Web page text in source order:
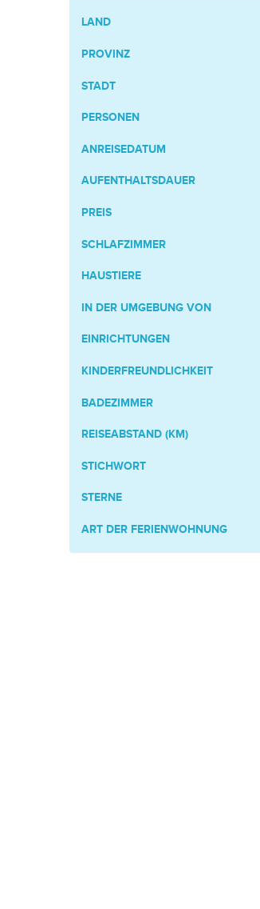
LAND
PROVINZ
STADT
PERSONEN
ANREISEDATUM
AUFENTHALTSDAUER
PREIS
SCHLAFZIMMER
HAUSTIERE
IN DER UMGEBUNG VON
EINRICHTUNGEN
KINDERFREUNDLICHKEIT
BADEZIMMER
REISEABSTAND (KM)
STICHWORT
STERNE
ART DER FERIENWOHNUNG